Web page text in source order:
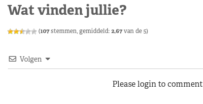
Wat vinden jullie?
(107stemmen, gemiddeld: 2,67van de 5)
Volgen
Please login to comment